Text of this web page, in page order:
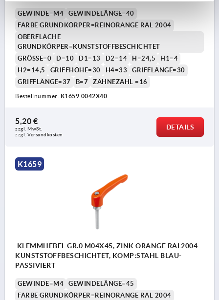
GEWINDE=M4
GEWINDELÄNGE=40
FARBE GRUNDKÖRPER=REINORANGE RAL 2004
OBERFLÄCHE
GRUNDKÖRPER=KUNSTSTOFFBESCHICHTET
GRÖSSE=0
D=10 D1=13 D2=14 H=24,5
H1=4
H2=14,5
GRIFFHÖHE=30 H4=33
GRIFFLÄNGE=30
GRIFFLÄNGE=37
B=7 ZÄHNEZAHL =16
Bestellnummer: K1659.0042X40
5,20 €
zzgl. MwSt.
zzgl. Versandkosten
DETAILS
K1659
KLEMMHEBEL GR.0 M04X45, ZINK ORANGE RAL2004
KUNSTSTOFFBESCHICHTET, KOMP:STAHL BLAU-
PASSIVIERT
GEWINDE=M4
GEWINDELÄNGE=45
FARBE GRUNDKÖRPER=REINORANGE RAL 2004